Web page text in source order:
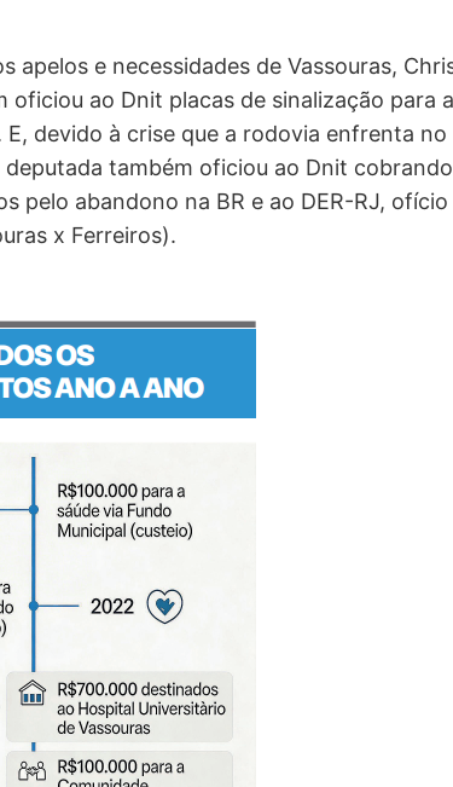
apelos e necessidades de Vassouras,
oficiou ao Dnit placas de sinalização para
E, devido à crise que a rodovia enfrenta
deputada também oficiou ao Dnit
pelo abandono na BR e ao DER-RJ,
x Ferreiros).